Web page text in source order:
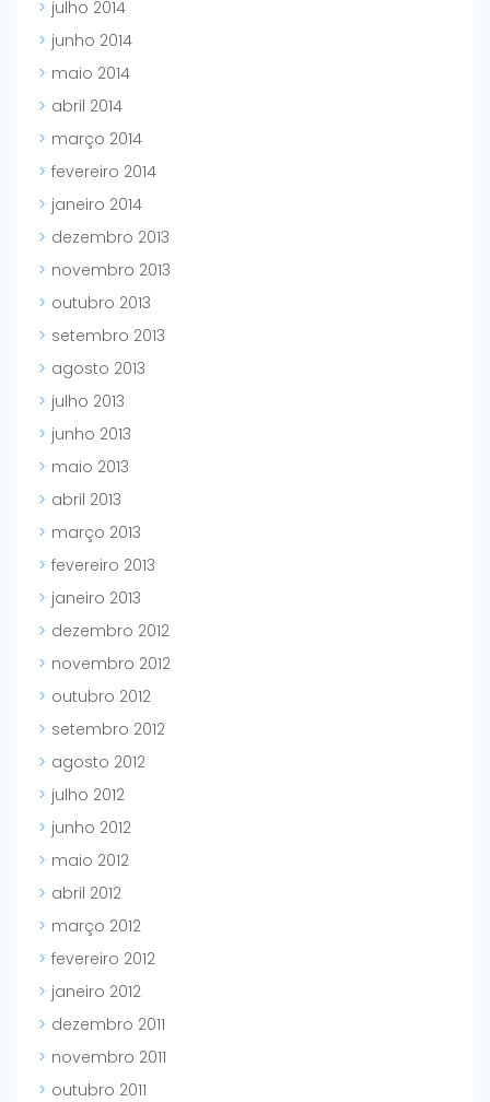
julho 2014
junho 2014
maio 2014
abril 2014
março 2014
fevereiro 2014
janeiro 2014
dezembro 2013
novembro 2013
outubro 2013
setembro 2013
agosto 2013
julho 2013
junho 2013
maio 2013
abril 2013
março 2013
fevereiro 2013
janeiro 2013
dezembro 2012
novembro 2012
outubro 2012
setembro 2012
agosto 2012
julho 2012
junho 2012
maio 2012
abril 2012
março 2012
fevereiro 2012
janeiro 2012
dezembro 2011
novembro 2011
outubro 2011